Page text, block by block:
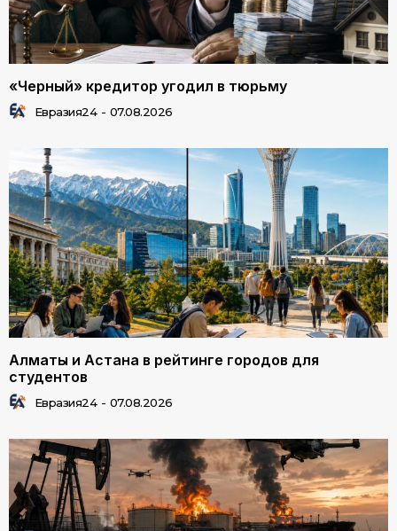
«Черный» кредитор угодил в тюрьму
Евразия24 - 07.08.2026
Алматы и Астана в рейтинге городов для
студентов
Евразия24 - 07.08.2026